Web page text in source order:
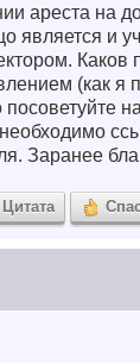
ареста на
является и
Каков
(как я
посоветуйте
Заранее
Цитата